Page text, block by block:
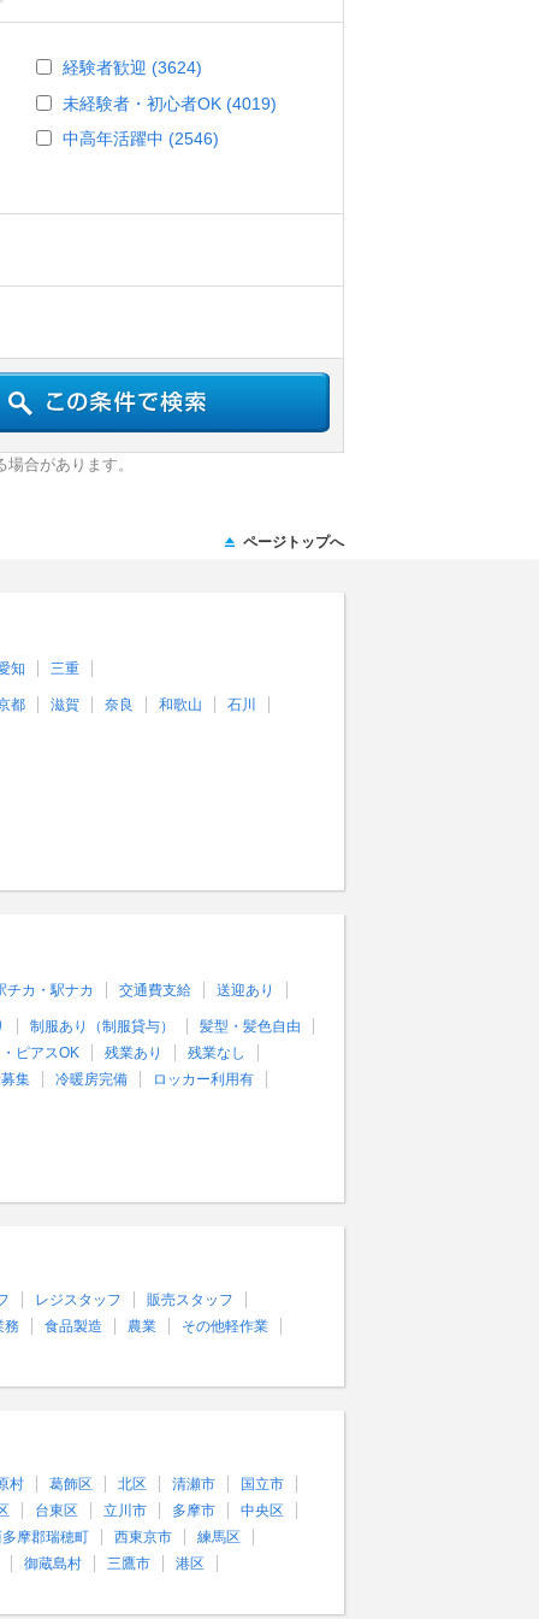
経験者歓迎 (3624)
未経験者・初心者OK (4019)
中高年活躍中 (2546)
合があります。
知 三重
都 滋賀 奈良 和歌山 石川
チカ・駅ナカ 交通費支給 送迎あり
制服あり（制服貸与）
髪型・髪色自由
ピアスOK
残業あり
残業なし
集
冷暖房完備 ロッカー利用有
レジスタッフ
販売スタッフ
務
食品製造 農業 その他軽作業
村 葛飾区 北区 清瀬市
国立市
台東区 立川市 多摩市
中央区
摩郡瑞穂町
西東京市
練馬区
御蔵島村
三鷹市 港区
ページトップへ